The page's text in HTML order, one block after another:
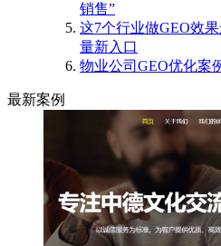
销售”
这7个行业做GEO效
量新入口
物业公司GEO优化案
最新案例